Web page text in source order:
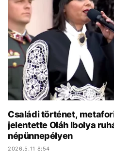
KÖZÉLET
ÉLETMÓD
BESZÉLGETÉSEK
VIDEÓ
GASZTRO
Családi történet,
jelentette Oláh Ibolya
népünnepélyen
2026.5.11 8:54